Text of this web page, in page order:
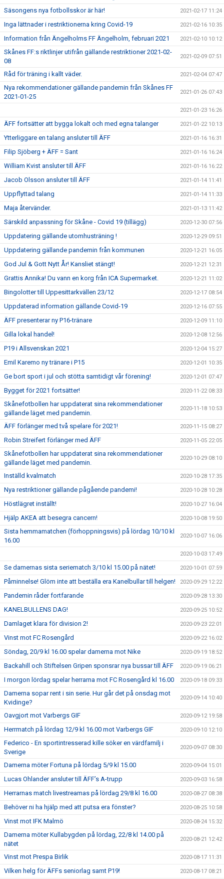
Säsongens nya fotbollsskor är här! 2021-02-17 11:24
Inga lättnader i restriktionerna kring Covid-19 2021-02-16 10:35
Information från Ängelholms FF Ängelholm, februari 2021 2021-02-10 10:12
Skånes FF:s riktlinjer utifrån gällande restriktioner 2021-02-
08
2021-02-09 07:51
Råd för träning i kallt väder. 2021-02-04 07:47
Nya rekommendationer gällande pandemin från Skånes FF
2021-01-25
2021-01-26 07:43
2021-01-23 16:26
ÄFF fortsätter att bygga lokalt och med egna talanger 2021-01-22 10:13
Ytterliggare en talang ansluter till ÄFF 2021-01-16 16:31
Filip Sjöberg + ÄFF = Sant 2021-01-16 16:24
William Kvist ansluter till ÄFF 2021-01-16 16:22
Jacob Olsson ansluter till ÄFF 2021-01-14 11:41
Uppflyttad talang 2021-01-14 11:33
Maja återvänder. 2021-01-13 11:42
Särskild anpassning för Skåne - Covid 19 (tillägg) 2020-12-30 07:56
Uppdatering gällande utomhusträning ! 2020-12-29 09:51
Uppdatering gällande pandemin från kommunen 2020-12-21 16:05
God Jul & Gott Nytt År! Kansliet stängt! 2020-12-21 12:31
Grattis Annika! Du vann en korg från ICA Supermarket. 2020-12-21 11:02
Bingolotter till Uppesittarkvällen 23/12 2020-12-17 08:54
Uppdaterad information gällande Covid-19 2020-12-16 07:55
ÄFF presenterar ny P16-tränare 2020-12-09 11:10
Gilla lokal handel! 2020-12-08 12:56
P19 i Allsvenskan 2021 2020-12-04 15:27
Emil Karemo ny tränare i P15 2020-12-01 10:35
Ge bort sport i jul och stötta samtidigt vår förening! 2020-12-01 07:47
Bygget för 2021 fortsätter! 2020-11-22 08:33
Skånefotbollen har uppdaterat sina rekommendationer
gällande läget med pandemin.
2020-11-18 10:53
ÄFF förlänger med två spelare för 2021! 2020-11-15 08:27
Robin Streifert förlänger med ÄFF 2020-11-05 22:05
Skånefotbollen har uppdaterat sina rekommendationer
gällande läget med pandemin.
2020-10-29 08:10
Inställd kvalmatch 2020-10-28 17:35
Nya restriktioner gällande pågående pandemi! 2020-10-28 10:28
Höstlägret inställt! 2020-10-27 16:04
Hjälp AKEA att besegra cancern! 2020-10-08 19:50
Sista hemmamatchen (förhoppningsvis) på lördag 10/10 kl
16.00
2020-10-07 16:06
2020-10-03 17:49
Se damernas sista seriematch 3/10 kl 15.00 på nätet! 2020-10-01 07:59
Påminnelse! Glöm inte att beställa era Kanelbullar till helgen! 2020-09-29 12:22
Pandemin råder fortfarande 2020-09-28 13:30
KANELBULLENS DAG! 2020-09-25 10:52
Damlaget klara för division 2! 2020-09-23 22:01
Vinst mot FC Rosengård 2020-09-22 16:02
Söndag, 20/9 kl 16.00 spelar damerna mot Nike 2020-09-19 18:52
Backahill och Stiftelsen Gripen sponsrar nya bussar till ÄFF 2020-09-19 06:21
I morgon lördag spelar herrarna mot FC Rosengård kl 16.00 2020-09-18 09:33
Damerna sopar rent i sin serie. Hur går det på onsdag mot
Kvidinge?
2020-09-14 10:40
Oavgjort mot Varbergs GIF 2020-09-12 19:58
Herrmatch på lördag 12/9 kl 16.00 mot Varbergs GIF 2020-09-10 12:10
Federico - En sportintresserad kille söker en värdfamilj i
Sverige
2020-09-07 08:30
Damerna möter Fortuna på lördag 5/9 kl 15.00 2020-09-04 15:01
Lucas Ohlander ansluter till ÄFF’s A-trupp 2020-09-03 16:58
Herrarnas match livestreamas på lördag 29/8 kl 16.00 2020-08-27 08:38
Behöver ni ha hjälp med att putsa era fönster? 2020-08-25 10:58
Vinst mot IFK Malmö 2020-08-24 15:32
Damerna möter Kullabygden på lördag, 22/8 kl 14.00 på
nätet
2020-08-21 12:42
Vinst mot Prespa Birlik 2020-08-17 11:31
Vilken helg för ÄFFs seniorlag samt P19! 2020-08-17 08:21